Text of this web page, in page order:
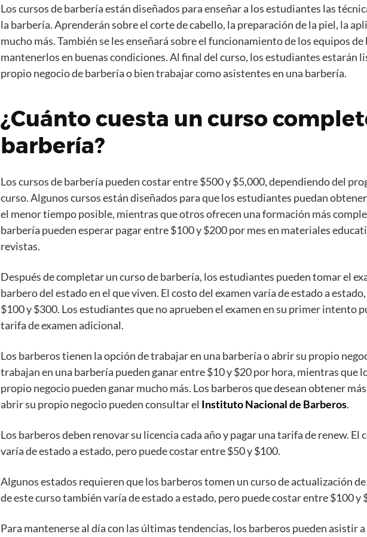
Los cursos de barbería están diseñados para enseñar a los estudiantes las
la barbería. Aprenderán sobre el corte de cabello, la preparación de la piel, la
mucho más. También se les enseñará sobre el funcionamiento de los equipos
mantenerlos en buenas condiciones. Al final del curso, los estudiantes estarán
propio negocio de barbería o bien trabajar como asistentes en una barbería.
¿Cuánto cuesta un curso
barbería?
Los cursos de barbería pueden costar entre $500 y $5,000, dependiendo del
curso. Algunos cursos están diseñados para que los estudiantes puedan
el menor tiempo posible, mientras que otros ofrecen una formación más
barbería pueden esperar pagar entre $100 y $200 por mes en materiales
revistas.
Después de completar un curso de barbería, los estudiantes pueden tomar el
barbero del estado en el que viven. El costo del examen varía de estado a
$100 y $300. Los estudiantes que no aprueben el examen en su primer intento
tarifa de examen adicional.
Los barberos tienen la opción de trabajar en una barbería o abrir su propio
trabajan en una barbería pueden ganar entre $10 y $20 por hora, mientras que
propio negocio pueden ganar mucho más. Los barberos que desean obtener
abrir su propio negocio pueden consultar el Instituto Nacional de Barberos.
Los barberos deben renovar su licencia cada año y pagar una tarifa de renew. El
varía de estado a estado, pero puede costar entre $50 y $100.
Algunos estados requieren que los barberos tomen un curso de actualización
de este curso también varía de estado a estado, pero puede costar entre $100 y
Para mantenerse al día con las últimas tendencias, los barberos pueden asistir